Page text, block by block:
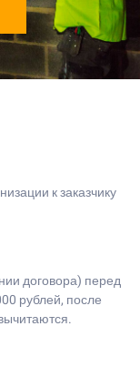
к заказчику
договора) перед
рублей, после